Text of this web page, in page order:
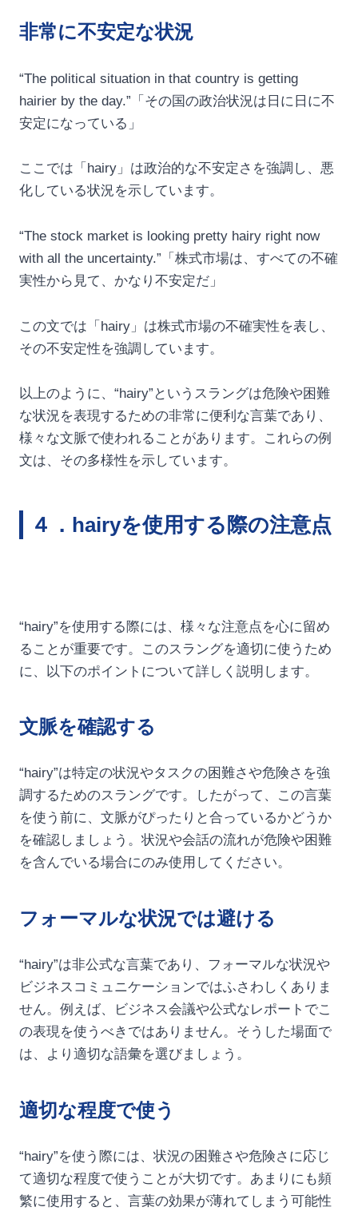
非常に不安定な状況
“The political situation in that country is getting
hairier by the day.”「その国の政治状況は日に日に不
安定になっている」
ここでは「hairy」は政治的な不安定さを強調し、悪
化している状況を示しています。
“The stock market is looking pretty hairy right now
with all the uncertainty.”「株式市場は、すべての不確
実性から見て、かなり不安定だ」
この文では「hairy」は株式市場の不確実性を表し、
その不安定性を強調しています。
以上のように、“hairy”というスラングは危険や困難
な状況を表現するための非常に便利な言葉であり、
様々な文脈で使われることがあります。これらの例
文は、その多様性を示しています。
４．hairyを使用する際の注意点
“hairy”を使用する際には、様々な注意点を心に留め
ることが重要です。このスラングを適切に使うため
に、以下のポイントについて詳しく説明します。
文脈を確認する
“hairy”は特定の状況やタスクの困難さや危険さを強
調するためのスラングです。したがって、この言葉
を使う前に、文脈がぴったりと合っているかどうか
を確認しましょう。状況や会話の流れが危険や困難
を含んでいる場合にのみ使用してください。
フォーマルな状況では避ける
“hairy”は非公式な言葉であり、フォーマルな状況や
ビジネスコミュニケーションではふさわしくありま
せん。例えば、ビジネス会議や公式なレポートでこ
の表現を使うべきではありません。そうした場面で
は、より適切な語彙を選びましょう。
適切な程度で使う
“hairy”を使う際には、状況の困難さや危険さに応じ
て適切な程度で使うことが大切です。あまりにも頻
繁に使用すると、言葉の効果が薄れてしまう可能性